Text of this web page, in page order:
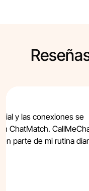
y las conexiones se
ChatMatch.
parte de mi rutina